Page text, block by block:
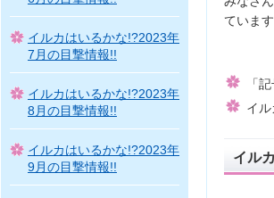
イルカはいるかな!?2023年
7月の目撃情報!!
イルカはいるかな!?2023年
8月の目撃情報!!
イルカはいるかな!?2023年
9月の目撃情報!!
ています
「
イ
イル